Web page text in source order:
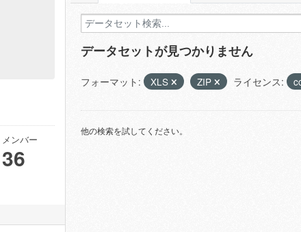
メンバー
36
データセットが見つかりません
フォーマット: XLS ZIP ライセンス:
他の検索を試してください。